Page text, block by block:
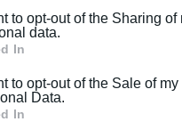
that this website/app
and may gather and
You may click to grant or
its third-party tags to use
to opt-out of the Sharing of
data.
In
to opt-out of the Sale of my
Data.
In το enimerosi στο